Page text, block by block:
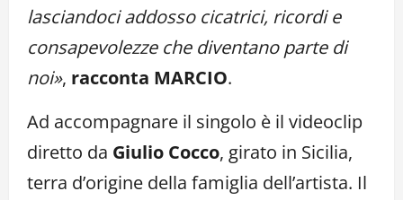
lasciandoci addosso cicatrici, ricordi e
consapevolezze che diventano parte di
noi», racconta MARCIO.
Ad accompagnare il singolo è il videoclip
diretto da Giulio Cocco, girato in Sicilia,
terra d’origine della famiglia dell’artista. Il